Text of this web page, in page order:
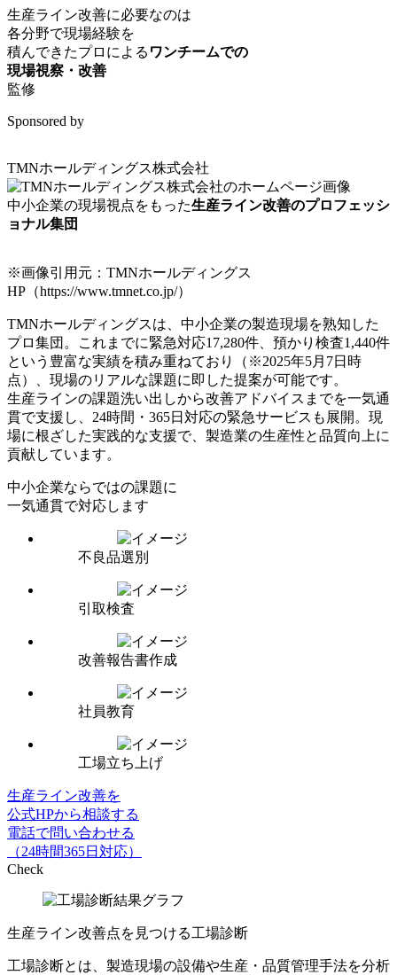
生産ライン改善に必要なのは
各分野で現場経験を
積んできたプロによる ワンチームでの
現場視察・改善
監修
Sponsored by
TMNホールディングス株式会社
中小企業の現場視点をもった生産ライン改善のプロフェッシ
ョナル集団
※画像引用元：TMNホールディングス
HP（https://www.tmnet.co.jp/）
TMNホールディングスは、中小企業の製造現場を熟知した
プロ集団。これまでに緊急対応17,280件、預かり検査1,440件
という豊富な実績を積み重ねており（※2025年5月7日時
点）、現場のリアルな課題に即した提案が可能です。
生産ラインの課題洗い出しから改善アドバイスまでを一気通
貫で支援 し、24時間・365日対応の緊急サービスも展開。現
場に根ざした実践的な支援で、製造業の生産性と品質向上に
貢献しています。
中小企業ならではの課題に
一気通貫で対応します
不良品選別
引取検査
改善報告書作成
社員教育
工場立ち上げ
生産ライン改善を
公式HPから相談する
電話で問い合わせる
（24時間365日対応）
Check
生産ライン改善点を 見つける工場診断
工場診断とは、 製造現場の設備や生産・品質管理手法を分析